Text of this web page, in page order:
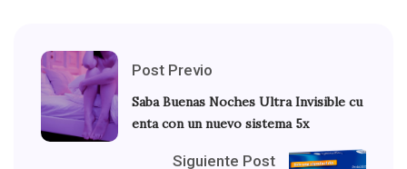
Post Previo
Saba Buenas Noches Ultra Invisible cu
enta con un nuevo sistema 5x
Siguiente Post